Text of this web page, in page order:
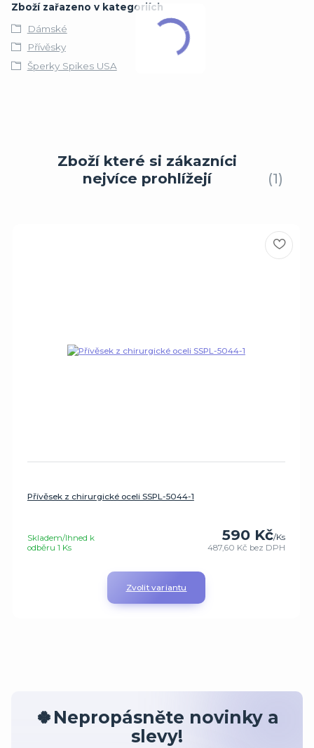
Zboží zařazeno v kategoriích
Dámské
Přívěsky
Šperky Spikes USA
Zboží které si zákazníci
nejvíce prohlížejí
1
Přívěsek z chirurgické oceli SSPL-5044-1
590 Kč/Ks
487,60 Kč bez DPH
Skladem/Ihned k
odběru 1 Ks
Zvolit variantu
🍀Nepropásněte novinky a
slevy!